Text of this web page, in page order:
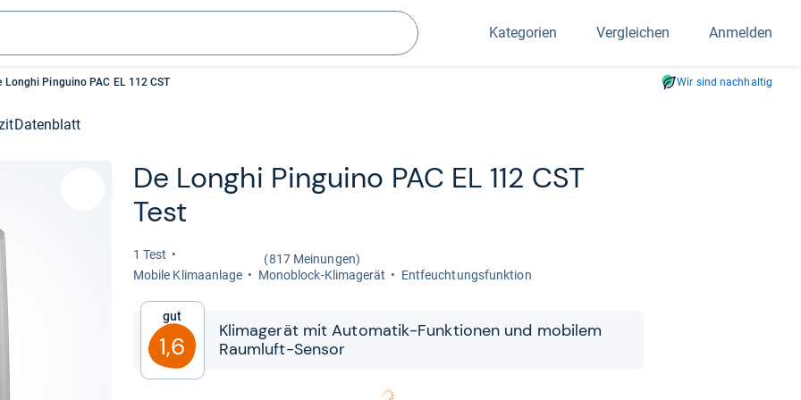
Suchen
Kategorien Vergleichen Anmelden
Longhi Pinguino PAC EL 112 CST Wir sind nachhaltig
Datenblatt
De Longhi Pin­guino PAC EL 112 CST
Test
1 Test
(817 Meinungen)
Mobile Kli­ma­an­lage
Mono­block-​Kli­ma­ge­rät Ent­feuch­tungs­funk­tion
Gut
1,6
Kli­ma­ge­rät mit Auto­ma­tik-​​Funk­tio­nen und mobi­lem
Raum­luft-​​Sen­sor